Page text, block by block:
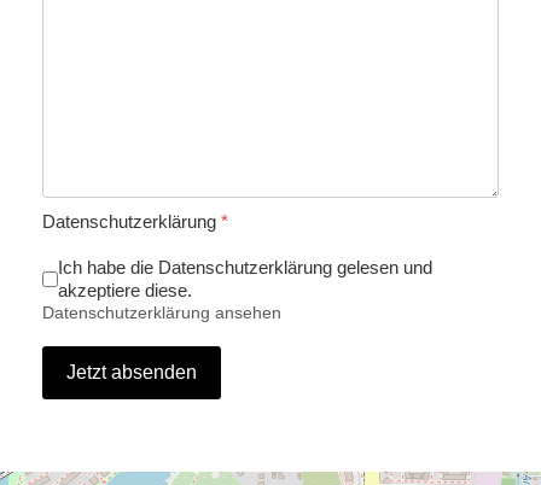
Datenschutzerklärung *
Ich habe die Datenschutzerklärung gelesen und
akzeptiere diese.
Datenschutzerklärung ansehen
Jetzt absenden